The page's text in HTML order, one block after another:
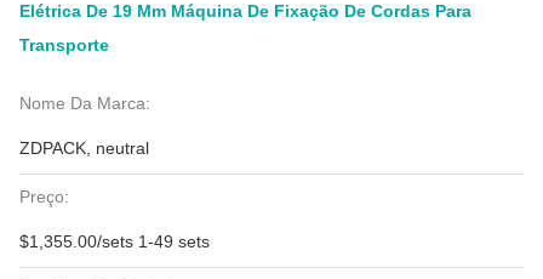
Elétrica De 19 Mm Máquina De Fixação De Cordas Para
Transporte
Nome Da Marca:
ZDPACK, neutral
Preço:
$1,355.00/sets 1-49 sets